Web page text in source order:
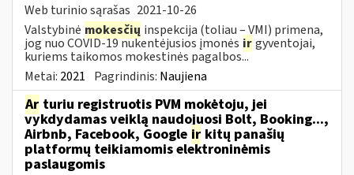
Web turinio sąrašas 2021-10-26
Valstybinė mokesčių inspekcija (toliau – VMI) primena,
jog nuo COVID-19 nukentėjusios įmonės irgyventojai,
kuriems taikomos mokestinės pagalbos...
Metai: 2021 Pagrindinis: Naujiena
Ar turiu registruotis PVM mokėtoju, jei
vykdydamas veiklą naudojuosi Bolt, Booking...,
Airbnb, Facebook, Google ir kitų panašių
platformų teikiamomis elektroninėmis
paslaugomis